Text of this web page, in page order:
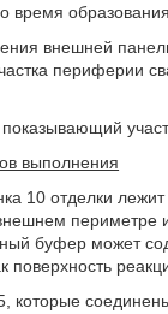
время
внешней
периферии
выполнения
10 отделки
периметре и
буфер может